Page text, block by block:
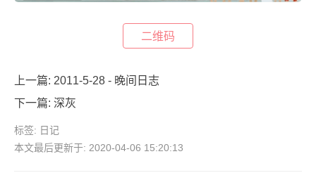
二维码
上一篇: 2011-5-28 - 晚间日志
下一篇: 深灰
标签: 日记
本文最后更新于: 2020-04-06 15:20:13